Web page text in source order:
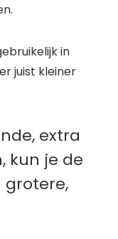
in
juist kleiner
extra
kun je de
grotere,